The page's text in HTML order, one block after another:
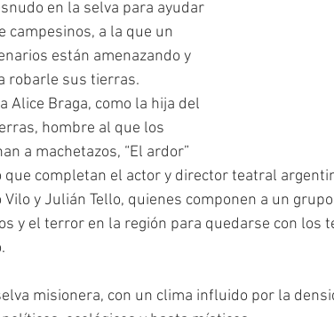
en la selva para ayudar
campesinos, a la que un
están amenazando y
robarle sus tierras.
Alice Braga, como la hija del
hombre al que los
a machetazos, “El ardor”
completan el actor y director teatral
Vilo y Julián Tello, quienes componen a un
y el terror en la región para quedarse con los
misionera, con un clima influido por la